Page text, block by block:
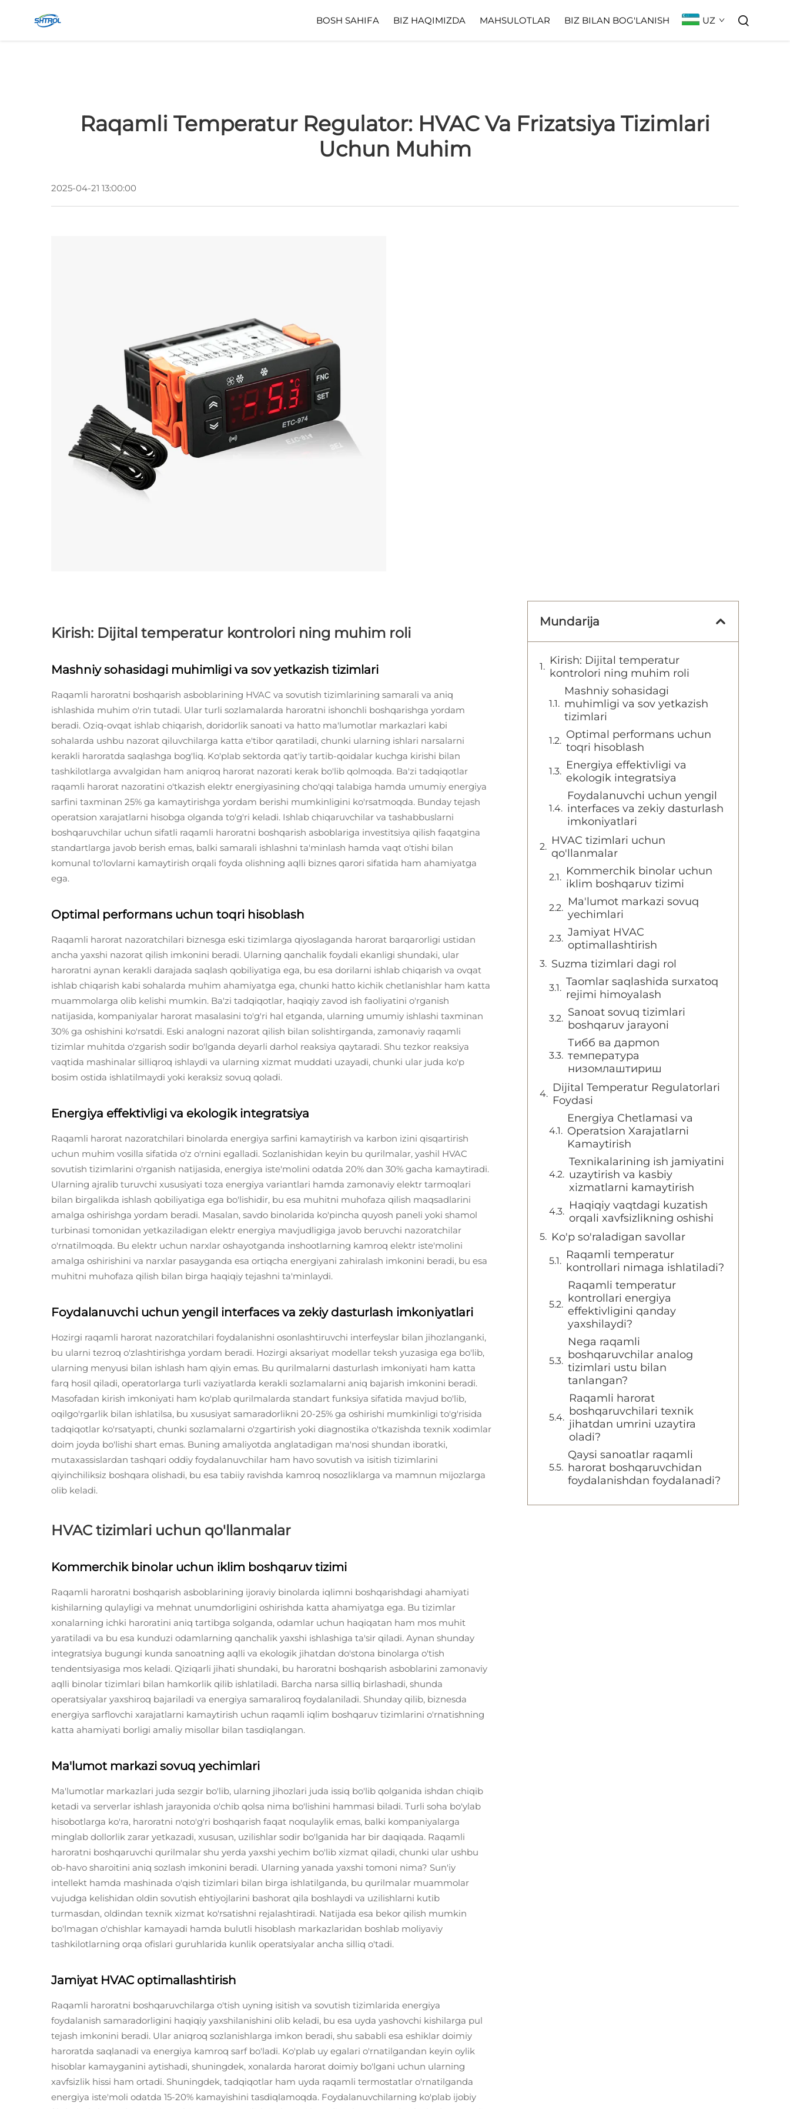
BOSH SAHIFA BIZ HAQIMIZDA MAHSULOTLAR BIZ BILAN BOG'LANISH UZ
Raqamli Temperatur Regulator: HVAC Va Frizatsiya Tizimlari
Uchun Muhim
2025-04-21 13:00:00
Kirish: Dijital temperatur kontrolori ning muhim roli
Mashniy sohasidagi muhimligi va sov yetkazish tizimlari
Raqamli haroratni boshqarish asboblarining HVAC va sovutish tizimlarining samarali va aniq
ishlashida muhim o'rin tutadi. Ular turli sozlamalarda haroratni ishonchli boshqarishga yordam
beradi. Oziq-ovqat ishlab chiqarish, doridorlik sanoati va hatto ma'lumotlar markazlari kabi
sohalarda ushbu nazorat qiluvchilarga katta e'tibor qaratiladi, chunki ularning ishlari narsalarni
kerakli haroratda saqlashga bog'liq. Ko'plab sektorda qat'iy tartib-qoidalar kuchga kirishi bilan
tashkilotlarga avvalgidan ham aniqroq harorat nazorati kerak bo'lib qolmoqda. Ba'zi tadqiqotlar
raqamli harorat nazoratini o'tkazish elektr energiyasining cho'qqi talabiga hamda umumiy energiya
sarfini taxminan 25% ga kamaytirishga yordam berishi mumkinligini ko'rsatmoqda. Bunday tejash
operatsion xarajatlarni hisobga olganda to'g'ri keladi. Ishlab chiqaruvchilar va tashabbuslarni
boshqaruvchilar uchun sifatli raqamli haroratni boshqarish asboblariga investitsiya qilish faqatgina
standartlarga javob berish emas, balki samarali ishlashni ta'minlash hamda vaqt o'tishi bilan
komunal to'lovlarni kamaytirish orqali foyda olishning aqlli biznes qarori sifatida ham ahamiyatga
ega.
Optimal performans uchun toqri hisoblash
Raqamli harorat nazoratchilari biznesga eski tizimlarga qiyoslaganda harorat barqarorligi ustidan
ancha yaxshi nazorat qilish imkonini beradi. Ularning qanchalik foydali ekanligi shundaki, ular
haroratni aynan kerakli darajada saqlash qobiliyatiga ega, bu esa dorilarni ishlab chiqarish va ovqat
ishlab chiqarish kabi sohalarda muhim ahamiyatga ega, chunki hatto kichik chetlanishlar ham katta
muammolarga olib kelishi mumkin. Ba'zi tadqiqotlar, haqiqiy zavod ish faoliyatini o'rganish
natijasida, kompaniyalar harorat masalasini to'g'ri hal etganda, ularning umumiy ishlashi taxminan
30% ga oshishini ko'rsatdi. Eski analogni nazorat qilish bilan solishtirganda, zamonaviy raqamli
tizimlar muhitda o'zgarish sodir bo'lganda deyarli darhol reaksiya qaytaradi. Shu tezkor reaksiya
vaqtida mashinalar silliqroq ishlaydi va ularning xizmat muddati uzayadi, chunki ular juda ko'p
bosim ostida ishlatilmaydi yoki keraksiz sovuq qoladi.
Energiya effektivligi va ekologik integratsiya
Raqamli harorat nazoratchilari binolarda energiya sarfini kamaytirish va karbon izini qisqartirish
uchun muhim vosilla sifatida o'z o'rnini egalladi. Sozlanishidan keyin bu qurilmalar, yashil HVAC
sovutish tizimlarini o'rganish natijasida, energiya iste'molini odatda 20% dan 30% gacha kamaytiradi.
Ularning ajralib turuvchi xususiyati toza energiya variantlari hamda zamonaviy elektr tarmoqlari
bilan birgalikda ishlash qobiliyatiga ega bo'lishidir, bu esa muhitni muhofaza qilish maqsadlarini
amalga oshirishga yordam beradi. Masalan, savdo binolarida ko'pincha quyosh paneli yoki shamol
turbinasi tomonidan yetkaziladigan elektr energiya mavjudligiga javob beruvchi nazoratchilar
o'rnatilmoqda. Bu elektr uchun narxlar oshayotganda inshootlarning kamroq elektr iste'molini
amalga oshirishini va narxlar pasayganda esa ortiqcha energiyani zahiralash imkonini beradi, bu esa
muhitni muhofaza qilish bilan birga haqiqiy tejashni ta'minlaydi.
Foydalanuvchi uchun yengil interfaces va zekiy dasturlash imkoniyatlari
Hozirgi raqamli harorat nazoratchilari foydalanishni osonlashtiruvchi interfeyslar bilan jihozlanganki,
bu ularni tezroq o'zlashtirishga yordam beradi. Hozirgi aksariyat modellar teksh yuzasiga ega bo'lib,
ularning menyusi bilan ishlash ham qiyin emas. Bu qurilmalarni dasturlash imkoniyati ham katta
farq hosil qiladi, operatorlarga turli vaziyatlarda kerakli sozlamalarni aniq bajarish imkonini beradi.
Masofadan kirish imkoniyati ham ko'plab qurilmalarda standart funksiya sifatida mavjud bo'lib,
oqilgo'rgarlik bilan ishlatilsa, bu xususiyat samaradorlikni 20-25% ga oshirishi mumkinligi to'g'risida
tadqiqotlar ko'rsatyapti, chunki sozlamalarni o'zgartirish yoki diagnostika o'tkazishda texnik xodimlar
doim joyda bo'lishi shart emas. Buning amaliyotda anglatadigan ma'nosi shundan iboratki,
mutaxassislardan tashqari oddiy foydalanuvchilar ham havo sovutish va isitish tizimlarini
qiyinchiliksiz boshqara olishadi, bu esa tabiiy ravishda kamroq nosozliklarga va mamnun mijozlarga
olib keladi.
HVAC tizimlari uchun qo'llanmalar
Kommerchik binolar uchun iklim boshqaruv tizimi
Raqamli haroratni boshqarish asboblarining ijoraviy binolarda iqlimni boshqarishdagi ahamiyati
kishilarning qulayligi va mehnat unumdorligini oshirishda katta ahamiyatga ega. Bu tizimlar
xonalarning ichki haroratini aniq tartibga solganda, odamlar uchun haqiqatan ham mos muhit
yaratiladi va bu esa kunduzi odamlarning qanchalik yaxshi ishlashiga ta'sir qiladi. Aynan shunday
integratsiya bugungi kunda sanoatning aqlli va ekologik jihatdan do'stona binolarga o'tish
tendentsiyasiga mos keladi. Qiziqarli jihati shundaki, bu haroratni boshqarish asboblarini zamonaviy
aqlli binolar tizimlari bilan hamkorlik qilib ishlatiladi. Barcha narsa silliq birlashadi, shunda
operatsiyalar yaxshiroq bajariladi va energiya samaraliroq foydalaniladi. Shunday qilib, biznesda
energiya sarflovchi xarajatlarni kamaytirish uchun raqamli iqlim boshqaruv tizimlarini o'rnatishning
katta ahamiyati borligi amaliy misollar bilan tasdiqlangan.
Ma'lumot markazi sovuq yechimlari
Ma'lumotlar markazlari juda sezgir bo'lib, ularning jihozlari juda issiq bo'lib qolganida ishdan chiqib
ketadi va serverlar ishlash jarayonida o'chib qolsa nima bo'lishini hammasi biladi. Turli soha bo'ylab
hisobotlarga ko'ra, haroratni noto'g'ri boshqarish faqat noqulaylik emas, balki kompaniyalarga
minglab dollorlik zarar yetkazadi, xususan, uzilishlar sodir bo'lganida har bir daqiqada. Raqamli
haroratni boshqaruvchi qurilmalar shu yerda yaxshi yechim bo'lib xizmat qiladi, chunki ular ushbu
ob-havo sharoitini aniq sozlash imkonini beradi. Ularning yanada yaxshi tomoni nima? Sun'iy
intellekt hamda mashinada o'qish tizimlari bilan birga ishlatilganda, bu qurilmalar muammolar
vujudga kelishidan oldin sovutish ehtiyojlarini bashorat qila boshlaydi va uzilishlarni kutib
turmasdan, oldindan texnik xizmat ko'rsatishni rejalashtiradi. Natijada esa bekor qilish mumkin
bo'lmagan o'chishlar kamayadi hamda bulutli hisoblash markazlaridan boshlab moliyaviy
tashkilotlarning orqa ofislari guruhlarida kunlik operatsiyalar ancha silliq o'tadi.
Jamiyat HVAC optimallashtirish
Raqamli haroratni boshqaruvchilarga o'tish uyning isitish va sovutish tizimlarida energiya
foydalanish samaradorligini haqiqiy yaxshilanishini olib keladi, bu esa uyda yashovchi kishilarga pul
tejash imkonini beradi. Ular aniqroq sozlanishlarga imkon beradi, shu sababli esa eshiklar doimiy
haroratda saqlanadi va energiya kamroq sarf bo'ladi. Ko'plab uy egalari o'rnatilgandan keyin oylik
hisoblar kamayganini aytishadi, shuningdek, xonalarda harorat doimiy bo'lgani uchun ularning
xavfsizlik hissi ham ortadi. Shuningdek, tadqiqotlar ham uyda raqamli termostatlar o'rnatilganda
energiya iste'moli odatda 15-20% kamayishini tasdiqlamoqda. Foydalanuvchilarning ko'plab ijobiy
Mundarija
Kirish: Dijital temperatur
kontrolori ning muhim roli
Mashniy sohasidagi
muhimligi va sov yetkazish
tizimlari
Optimal performans uchun
toqri hisoblash
Energiya effektivligi va
ekologik integratsiya
Foydalanuvchi uchun yengil
interfaces va zekiy dasturlash
imkoniyatlari
HVAC tizimlari uchun
qo'llanmalar
Kommerchik binolar uchun
iklim boshqaruv tizimi
Ma'lumot markazi sovuq
yechimlari
Jamiyat HVAC
optimallashtirish
Suzma tizimlari dagi rol
Taomlar saqlashida surxatoq
rejimi himoyalash
Sanoat sovuq tizimlari
boshqaruv jarayoni
Тибб ва дарmon
температура
низомлаштириш
Dijital Temperatur Regulatorlari
Foydasi
Energiya Chetlamasi va
Operatsion Xarajatlarni
Kamaytirish
Texnikalarining ish jamiyatini
uzaytirish va kasbiy
xizmatlarni kamaytirish
Haqiqiy vaqtdagi kuzatish
orqali xavfsizlikning oshishi
Ko'p so'raladigan savollar
Raqamli temperatur
kontrollari nimaga ishlatiladi?
Raqamli temperatur
kontrollari energiya
effektivligini qanday
yaxshilaydi?
Nega raqamli
boshqaruvchilar analog
tizimlari ustu bilan
tanlangan?
Raqamli harorat
boshqaruvchilari texnik
jihatdan umrini uzaytira
oladi?
Qaysi sanoatlar raqamli
harorat boshqaruvchidan
foydalanishdan foydalanadi?